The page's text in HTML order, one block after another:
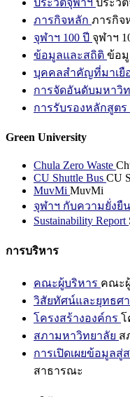
ประวัติจุฬาฯ ประวั
ภารกิจหลัก ภารกิจ
จุฬาฯ 100 ปี จุฬาฯ
ข้อมูลและสถิติ ข้อ
บุคคลสำคัญที่มาเยื
การจัดอันดับมหาวิ
การรับรองหลักสูตร
Green University
Chula Zero Waste
CU Shuttle Bus CU
MuvMi MuvMi
จุฬาฯ กับความยั่งยืน
Sustainability Report
การบริหาร
คณะผู้บริหาร คณะ
วิสัยทัศน์และยุทธศ
โครงสร้างองค์กร โ
สภามหาวิทยาลัย ส
การเปิดเผยข้อมูลสู่
สาธารณะ